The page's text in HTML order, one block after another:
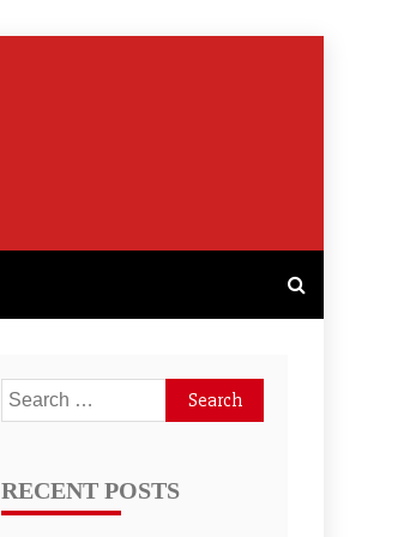
Search
for:
RECENT POSTS